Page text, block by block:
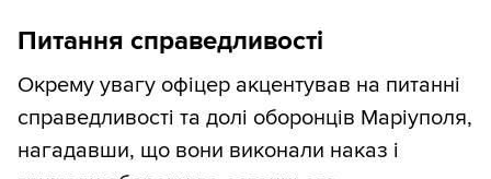
Питання справедливості
Окрему увагу офіцер акцентував на питанні
справедливості та долі оборонців Маріуполя,
нагадавши, що вони виконали наказ і